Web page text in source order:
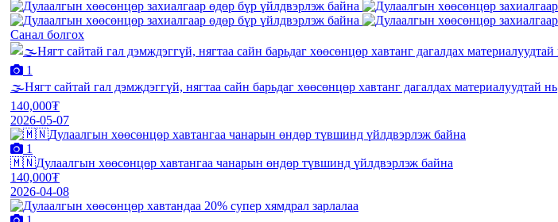
Санал болгох
1
🌫️Нягт сайтай гал дэмждэггүй, нягтаа сайн барьдаг хөөсөнцөр хавтанг дагалдах материалуудтай нь
140,000₮
2026-05-07
1
🇲🇳Дулаалгын хөөсөнцөр хавтангаа чанарын өндөр түвшинд үйлдвэрлэж байна
140,000₮
2026-04-08